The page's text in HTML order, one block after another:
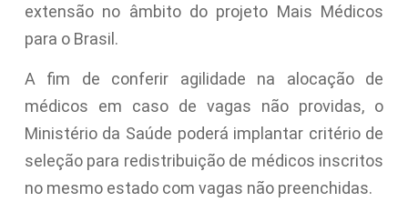
extensão no âmbito do projeto Mais Médicos
para o Brasil.
A fim de conferir agilidade na alocação de
médicos em caso de vagas não providas, o
Ministério da Saúde poderá implantar critério de
seleção para redistribuição de médicos inscritos
no mesmo estado com vagas não preenchidas.